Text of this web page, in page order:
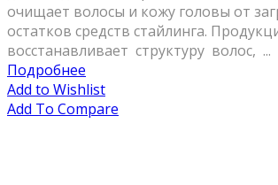
очищает волосы и кожу головы от
остатков средств стайлинга.
восстанавливает структуру волос, ...
Подробнее
Add to Wishlist
Add To Compare